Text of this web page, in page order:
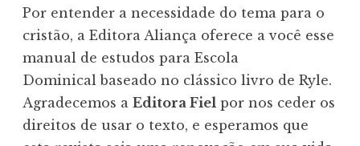
Por entender a necessidade do tema para o
cristão, a Editora Aliança oferece a você esse
manual de estudos para Escola
Dominical baseado no clássico livro de Ryle.
Agradecemos a Editora Fiel por nos ceder os
direitos de usar o texto, e esperamos que